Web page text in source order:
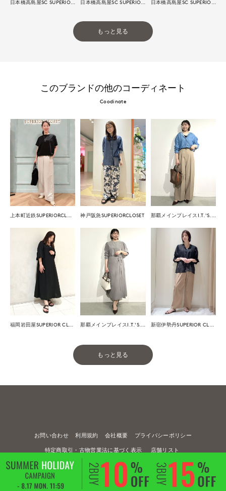
もっと見る
このブランドの他のコーディネート
Coodinate
神戸阪急SUPERIORCLOSET
もっと見る
お問い合わせ 利用規約 会社概要 プライバシーポリシー
特定商取引・古物営業法に基づく表示 店舗リスト
© FLANDRE CO., LTD.